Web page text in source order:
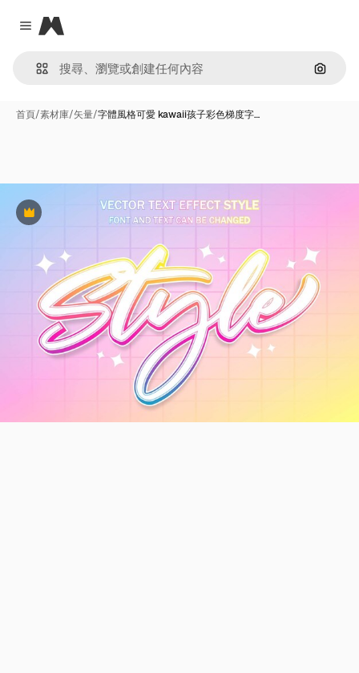
Close menu
Magnific
通過圖
首頁/素材庫/矢量/字體風格可愛 kawaii孩子彩色梯度字…
Premium